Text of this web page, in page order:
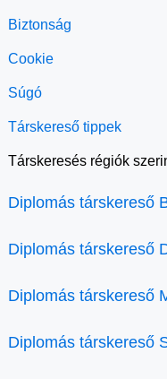
Biztonság
Cookie
Súgó
Társkereső tippek
Társkeresés régiók
Diplomás társkereső
Diplomás társkereső
Diplomás társkereső
Diplomás társkereső